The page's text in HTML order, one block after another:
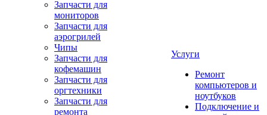
Запчасти для
мониторов
Запчасти для
аэрогрилей
Чипы
Запчасти для
кофемашин
Запчасти для
оргтехники
Запчасти для
ремонта
Услуги
Ремонт
компьютеров и
ноутбуков
Подключение и